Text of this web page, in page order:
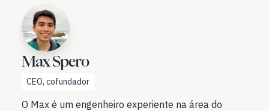
Max Spero
CEO, cofundador
O Max é um engenheiro experiente na área do